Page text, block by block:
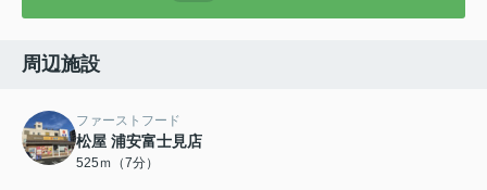
周辺施設
ファーストフード
松屋 浦安富士見店
525ｍ（7分）